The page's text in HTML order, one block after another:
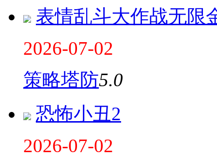
表情乱斗大作战无限
2026-07-02
策略塔防5.0
恐怖小丑2
2026-07-02